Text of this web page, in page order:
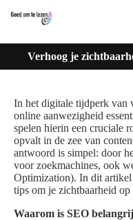
Verhoog je
In het digitale tijdperk van
online aanwezigheid
spelen hierin een cruciale
opvalt in de zee van
antwoord is simpel: door
voor zoekmachines, ook
Optimization). In dit
tips om je zichtbaarheid
Waarom is SEO